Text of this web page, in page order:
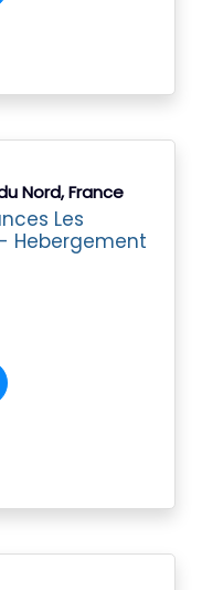
Nord, France
Les
Hebergement